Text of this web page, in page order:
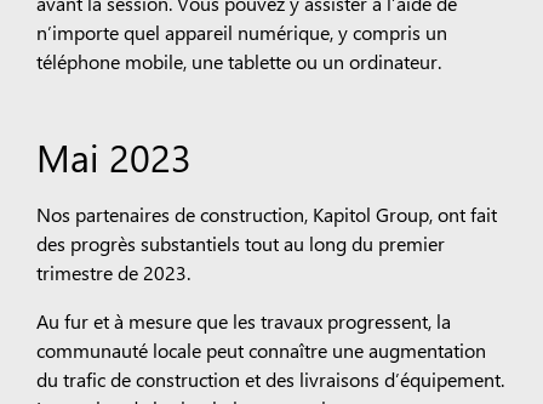
n’importe quel appareil numérique, y compris un
téléphone mobile, une tablette ou un ordinateur.
Mai 2023
Nos partenaires de construction, Kapitol Group, ont fait
des progrès substantiels tout au long du premier
trimestre de 2023.
Au fur et à mesure que les travaux progressent, la
communauté locale peut connaître une augmentation
du trafic de construction et des livraisons d’équipement.